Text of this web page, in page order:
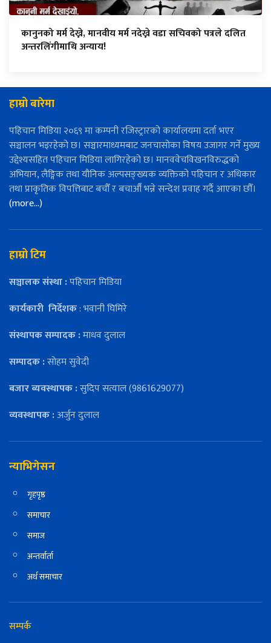
कानुनको मर्म देख्ने, मानवीय मर्म नदेख्ने वडा सचिवको पत्रले दलित
अन्तरलिंगीमाथि अन्याय!
हाम्रो बारेमा
पहिचान मिडिया २०६९ मा कम्पनी रजिस्ट्रारको कार्यालयमा दर्ता भएर
सञ्चालन भइरहेको छ। सञ्चारमाध्यमबाट जनचासोका विषय उजागर गर्ने मुख्य
उद्देश्यसहित पहिचान मिडिया लागिरहेको छ। मानववेचविखनविरुद्धको
अभियान, लैङ्गिक तथा यौनिक अल्पसङ्ख्यक व्यक्तिको पहिचान र अधिकार
तथा प्राकृतिक विपत्तिबाट बचौँ र बचाऔँ भन्ने सन्देश प्रवाह गर्दै आएका छौँ।
(more…)
हाम्रो टिम
सञ्चालक संस्था :पहिचान मिडिया
कार्यकारी निर्देशक: भवानी घिमिरे
संस्थापक सम्पादक :माधव दुलाल
सम्पादक :सोहम सुवेदी
बजार ब्यवस्थापक :सुदिप सत्याल (9861629077)
व्यवस्थापक :अर्जुन दुलाल
न्याभिगेसन
गृहपृष्ठ
समाचार
समाज
अन्तर्वार्ता
अर्थ समाचार
सम्पर्क